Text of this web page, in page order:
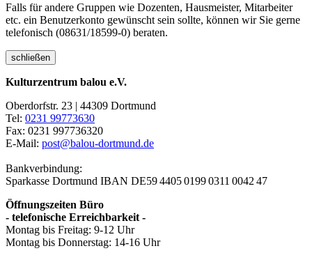
Falls für andere Gruppen wie Dozenten, Hausmeister, Mitarbeiter
etc. ein Benutzerkonto gewünscht sein sollte, können wir Sie gerne
telefonisch (08631/18599-0) beraten.
schließen
Kulturzentrum balou e.V.
Oberdorfstr. 23 | 44309 Dortmund
Tel: 0231 99773630
Fax: 0231 997736320
E-Mail: post@balou-dortmund.de
Bankverbindung:
Sparkasse Dortmund IBAN DE59 4405 0199 0311 0042 47
Öffnungszeiten Büro
- telefonische Erreichbarkeit -
Montag bis Freitag: 9-12 Uhr
Montag bis Donnerstag: 14-16 Uhr